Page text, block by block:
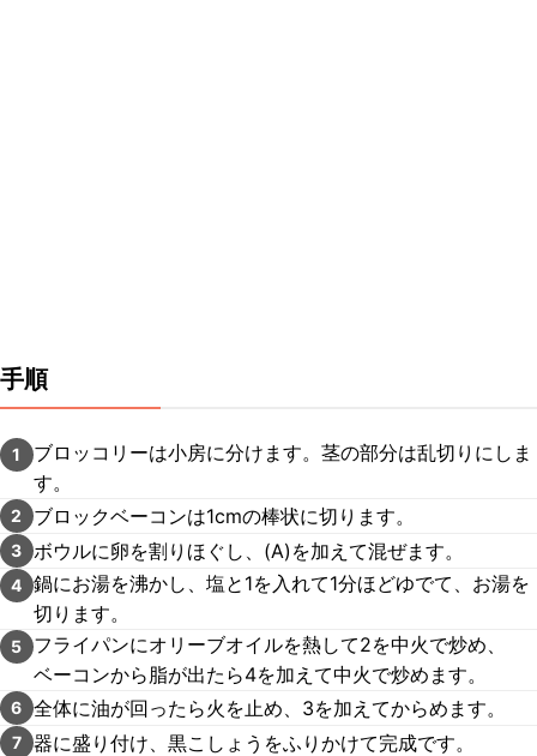
手順
1
ブロッコリーは小房に分けます。茎の部分は乱切りにしま
す。
2 ブロックベーコンは1cmの棒状に切ります。
3 ボウルに卵を割りほぐし、(A)を加えて混ぜます。
4 鍋にお湯を沸かし、塩と1を入れて1分ほどゆでて、お湯を
切ります。
5
フライパンにオリーブオイルを熱して2を中火で炒め、
ベーコンから脂が出たら4を加えて中火で炒めます。
6 全体に油が回ったら火を止め、3を加えてからめます。
7 器に盛り付け、黒こしょうをふりかけて完成です。